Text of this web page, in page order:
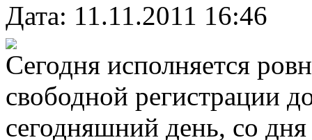
Дата: 11.11.2011 16:46
Сегодня исполняется
свободной регистрации
сегодняшний день, со